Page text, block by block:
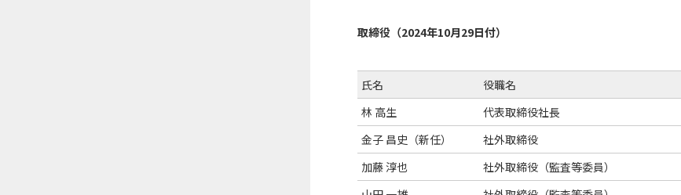
取締役（2024年10月29日付）
氏名
役職名
林 高生
代表取締役社長
金子 昌史（新任）
社外取締役
加藤 淳也
社外取締役（監査等委員）